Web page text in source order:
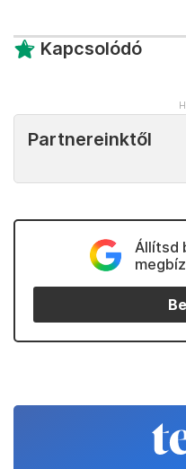
Kapcsolódó
Partnereinktől
Állítsd